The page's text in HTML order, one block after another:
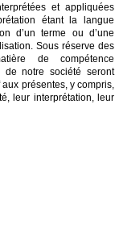
et appliquées
étant la langue
d’un terme ou d’une
Sous réserve des
de compétence
notre société seront
présentes, y compris,
leur interprétation, leur